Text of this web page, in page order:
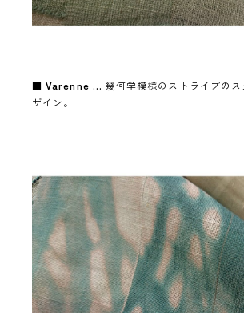
■Varenne … 幾何学模様のストライプの
ザイン。